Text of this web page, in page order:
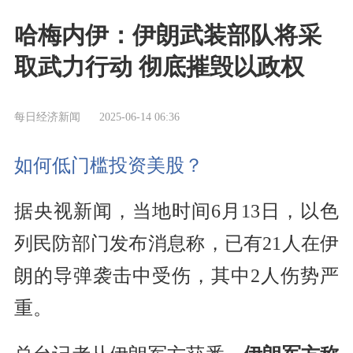
哈梅内伊：伊朗武装部队将采
取武力行动 彻底摧毁以政权
每日经济新闻 2025-06-14 06:36
如何低门槛投资美股？
据央视新闻，当地时间6月13日，以色
列民防部门发布消息称，已有21人在伊
朗的导弹袭击中受伤，其中2人伤势严
重。